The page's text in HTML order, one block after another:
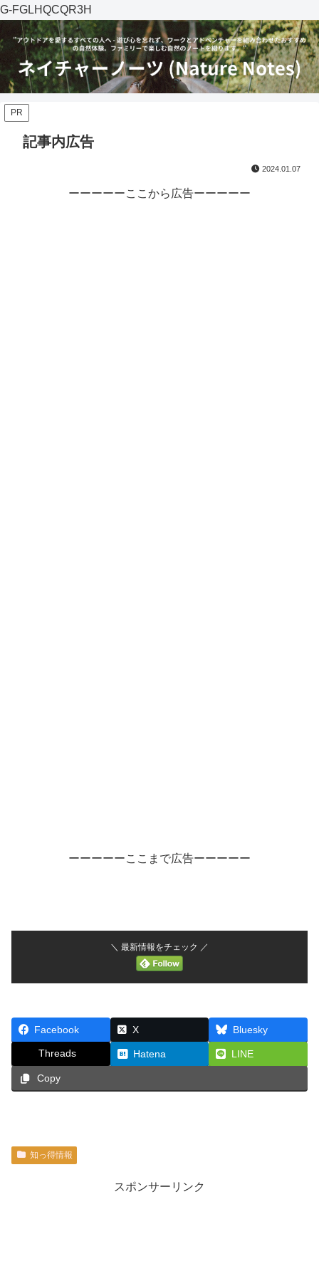
G-FGLHQCQR3H
PR
記事内広告
2024.01.07
ーーーーーここから広告ーーーーー
ーーーーーここまで広告ーーーーー
＼ 最新情報をチェック ／
Facebook X Bluesky
Threads Hatena LINE
Copy
知っ得情報
スポンサーリンク